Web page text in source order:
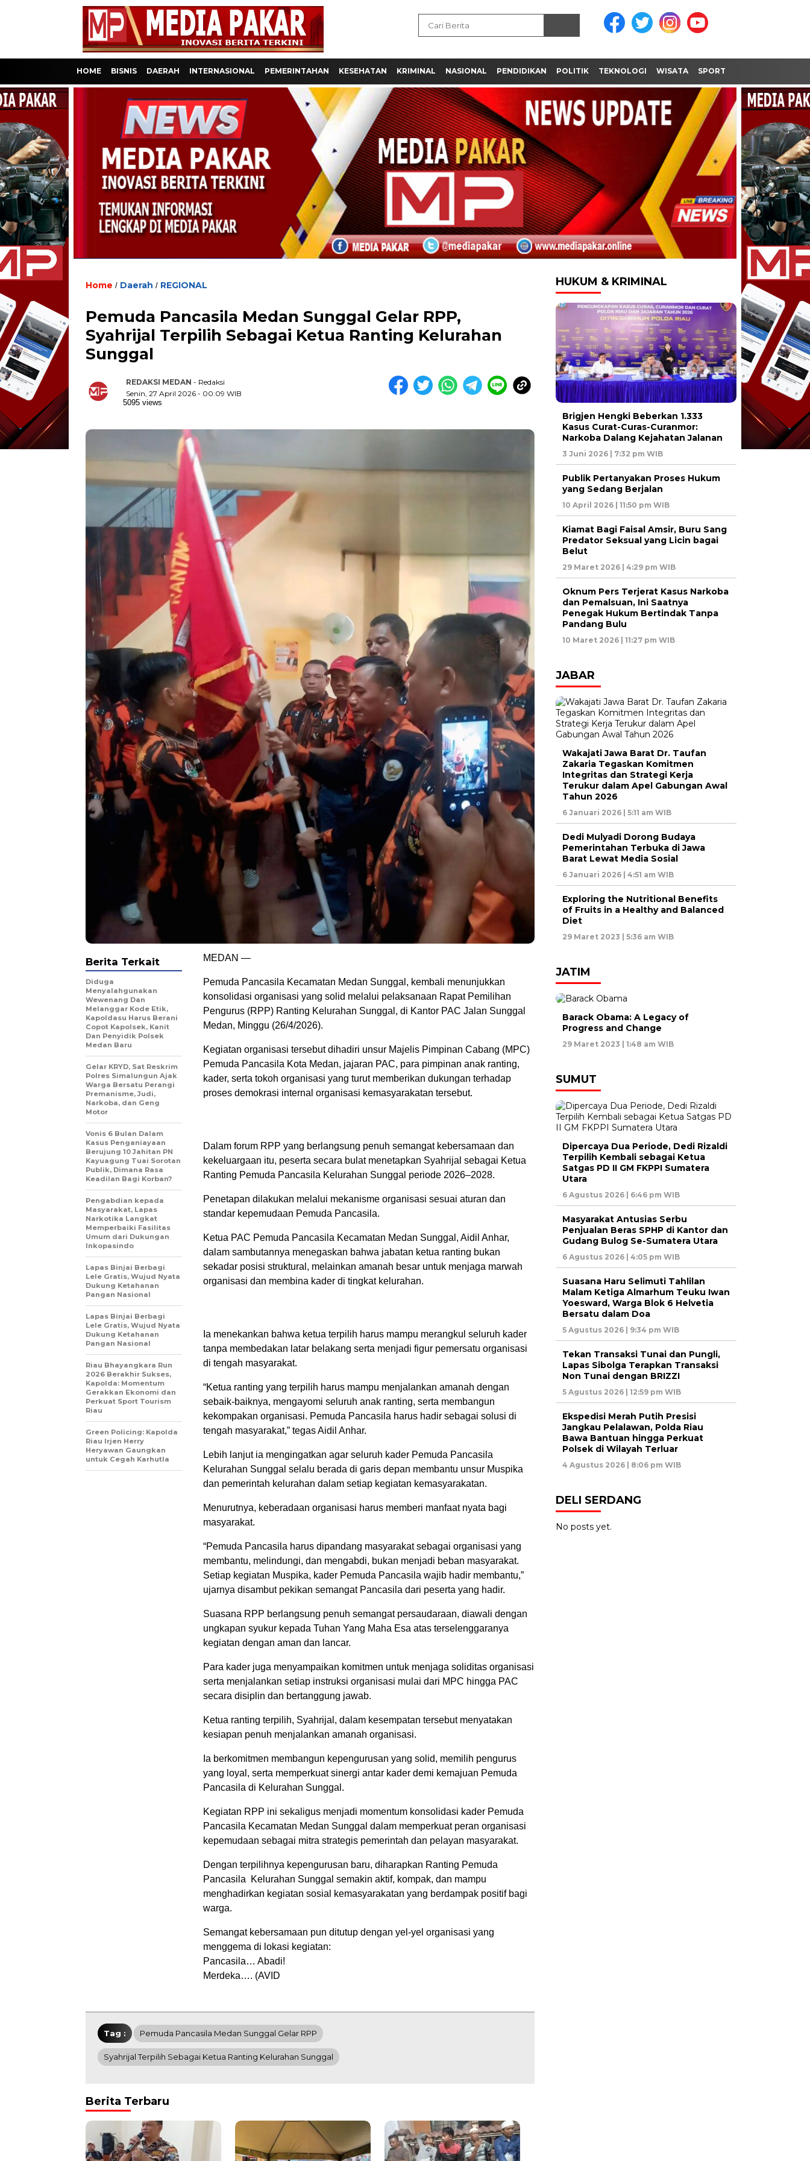
HOME BISNIS DAERAH INTERNASIONAL PEMERINTAHAN KESEHATAN KRIMINAL NASIONAL PENDIDIKAN POLITIK TEKNOLOGI WISATA SPORT
Home / Daerah / REGIONAL
Pemuda Pancasila Medan Sunggal Gelar RPP,
Syahrijal Terpilih Sebagai Ketua Ranting Kelurahan
Sunggal
REDAKSI MEDAN - Redaksi
Senin, 27 April 2026 - 00:09 WIB
5095 views
MEDAN —
Pemuda Pancasila Kecamatan Medan Sunggal, kembali menunjukkan
konsolidasi organisasi yang solid melalui pelaksanaan Rapat Pemilihan
Pengurus (RPP) Ranting Kelurahan Sunggal, di Kantor PAC Jalan Sunggal
Medan, Minggu (26/4/2026).
Kegiatan organisasi tersebut dihadiri unsur Majelis Pimpinan Cabang (MPC)
Pemuda Pancasila Kota Medan, jajaran PAC, para pimpinan anak ranting,
kader, serta tokoh organisasi yang turut memberikan dukungan terhadap
proses demokrasi internal organisasi kemasyarakatan tersebut.
Dalam forum RPP yang berlangsung penuh semangat kebersamaan dan
kekeluargaan itu, peserta secara bulat menetapkan Syahrijal sebagai Ketua
Ranting Pemuda Pancasila Kelurahan Sunggal periode 2026–2028.
Penetapan dilakukan melalui mekanisme organisasi sesuai aturan dan
standar kepemudaan Pemuda Pancasila.
Ketua PAC Pemuda Pancasila Kecamatan Medan Sunggal, Aidil Anhar,
dalam sambutannya menegaskan bahwa jabatan ketua ranting bukan
sekadar posisi struktural, melainkan amanah besar untuk menjaga marwah
organisasi dan membina kader di tingkat kelurahan.
Ia menekankan bahwa ketua terpilih harus mampu merangkul seluruh kader
tanpa membedakan latar belakang serta menjadi figur pemersatu organisasi
di tengah masyarakat.
“Ketua ranting yang terpilih harus mampu menjalankan amanah dengan
sebaik-baiknya, mengayomi seluruh anak ranting, serta membangun
kekompakan organisasi. Pemuda Pancasila harus hadir sebagai solusi di
tengah masyarakat,” tegas Aidil Anhar.
Lebih lanjut ia mengingatkan agar seluruh kader Pemuda Pancasila
Kelurahan Sunggal selalu berada di garis depan membantu unsur Muspika
dan pemerintah kelurahan dalam setiap kegiatan kemasyarakatan.
Menurutnya, keberadaan organisasi harus memberi manfaat nyata bagi
masyarakat.
“Pemuda Pancasila harus dipandang masyarakat sebagai organisasi yang
membantu, melindungi, dan mengabdi, bukan menjadi beban masyarakat.
Setiap kegiatan Muspika, kader Pemuda Pancasila wajib hadir membantu,”
ujarnya disambut pekikan semangat Pancasila dari peserta yang hadir.
Suasana RPP berlangsung penuh semangat persaudaraan, diawali dengan
ungkapan syukur kepada Tuhan Yang Maha Esa atas terselenggaranya
kegiatan dengan aman dan lancar.
Para kader juga menyampaikan komitmen untuk menjaga soliditas organisasi
serta menjalankan setiap instruksi organisasi mulai dari MPC hingga PAC
secara disiplin dan bertanggung jawab.
Ketua ranting terpilih, Syahrijal, dalam kesempatan tersebut menyatakan
kesiapan penuh menjalankan amanah organisasi.
Ia berkomitmen membangun kepengurusan yang solid, memilih pengurus
yang loyal, serta memperkuat sinergi antar kader demi kemajuan Pemuda
Pancasila di Kelurahan Sunggal.
Kegiatan RPP ini sekaligus menjadi momentum konsolidasi kader Pemuda
Pancasila Kecamatan Medan Sunggal dalam memperkuat peran organisasi
kepemudaan sebagai mitra strategis pemerintah dan pelayan masyarakat.
Dengan terpilihnya kepengurusan baru, diharapkan Ranting Pemuda
Pancasila Kelurahan Sunggal semakin aktif, kompak, dan mampu
menghadirkan kegiatan sosial kemasyarakatan yang berdampak positif bagi
warga.
Semangat kebersamaan pun ditutup dengan yel-yel organisasi yang
menggema di lokasi kegiatan:
Pancasila… Abadi!
Merdeka…. (AVID
Berita Terkait
Diduga
Menyalahgunakan
Wewenang Dan
Melanggar Kode Etik,
Kapoldasu Harus Berani
Copot Kapolsek, Kanit
Dan Penyidik Polsek
Medan Baru
Gelar KRYD, Sat Reskrim
Polres Simalungun Ajak
Warga Bersatu Perangi
Premanisme, Judi,
Narkoba, dan Geng
Motor
Vonis 6 Bulan Dalam
Kasus Penganiayaan
Berujung 10 Jahitan PN
Kayuagung Tuai Sorotan
Publik, Dimana Rasa
Keadilan Bagi Korban?
Pengabdian kepada
Masyarakat, Lapas
Narkotika Langkat
Memperbaiki Fasilitas
Umum dari Dukungan
Inkopasindo
Lapas Binjai Berbagi
Lele Gratis, Wujud Nyata
Dukung Ketahanan
Pangan Nasional
Lapas Binjai Berbagi
Lele Gratis, Wujud Nyata
Dukung Ketahanan
Pangan Nasional
Riau Bhayangkara Run
2026 Berakhir Sukses,
Kapolda: Momentum
Gerakkan Ekonomi dan
Perkuat Sport Tourism
Riau
Green Policing: Kapolda
Riau Irjen Herry
Heryawan Gaungkan
untuk Cegah Karhutla
Tag : Pemuda Pancasila Medan Sunggal Gelar RPP
Syahrijal Terpilih Sebagai Ketua Ranting Kelurahan Sunggal
Berita Terbaru
HUKUM & KRIMINAL
Brigjen Hengki Beberkan 1.333
Kasus Curat-Curas-Curanmor:
Narkoba Dalang Kejahatan Jalanan
3 Juni 2026 | 7:32 pm WIB
Publik Pertanyakan Proses Hukum
yang Sedang Berjalan
10 April 2026 | 11:50 pm WIB
Kiamat Bagi Faisal Amsir, Buru Sang
Predator Seksual yang Licin bagai
Belut
29 Maret 2026 | 4:29 pm WIB
Oknum Pers Terjerat Kasus Narkoba
dan Pemalsuan, Ini Saatnya
Penegak Hukum Bertindak Tanpa
Pandang Bulu
10 Maret 2026 | 11:27 pm WIB
JABAR
Wakajati Jawa Barat Dr. Taufan
Zakaria Tegaskan Komitmen
Integritas dan Strategi Kerja
Terukur dalam Apel Gabungan Awal
Tahun 2026
6 Januari 2026 | 5:11 am WIB
Dedi Mulyadi Dorong Budaya
Pemerintahan Terbuka di Jawa
Barat Lewat Media Sosial
6 Januari 2026 | 4:51 am WIB
Exploring the Nutritional Benefits
of Fruits in a Healthy and Balanced
Diet
29 Maret 2023 | 5:36 am WIB
JATIM
Barack Obama: A Legacy of
Progress and Change
29 Maret 2023 | 1:48 am WIB
SUMUT
Dipercaya Dua Periode, Dedi Rizaldi
Terpilih Kembali sebagai Ketua
Satgas PD II GM FKPPI Sumatera
Utara
6 Agustus 2026 | 6:46 pm WIB
Masyarakat Antusias Serbu
Penjualan Beras SPHP di Kantor dan
Gudang Bulog Se-Sumatera Utara
6 Agustus 2026 | 4:05 pm WIB
Suasana Haru Selimuti Tahlilan
Malam Ketiga Almarhum Teuku Iwan
Yoesward, Warga Blok 6 Helvetia
Bersatu dalam Doa
5 Agustus 2026 | 9:34 pm WIB
Tekan Transaksi Tunai dan Pungli,
Lapas Sibolga Terapkan Transaksi
Non Tunai dengan BRIZZI
5 Agustus 2026 | 12:59 pm WIB
Ekspedisi Merah Putih Presisi
Jangkau Pelalawan, Polda Riau
Bawa Bantuan hingga Perkuat
Polsek di Wilayah Terluar
4 Agustus 2026 | 8:06 pm WIB
DELI SERDANG
No posts yet.